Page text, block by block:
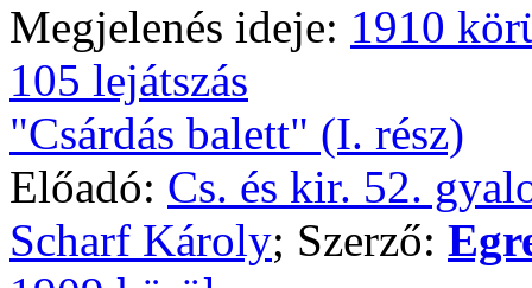
Megjelenés ideje: 1910
105 lejátszás
"Csárdás balett" (I. rész)
Előadó: Cs. és kir. 52.
Scharf Károly; Szerző: